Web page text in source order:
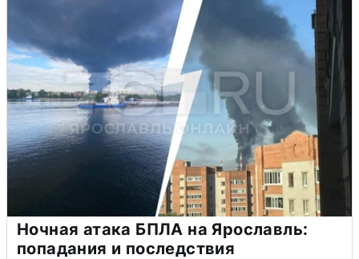
Ночная атака БПЛА на Ярославль:
попадания и последствия